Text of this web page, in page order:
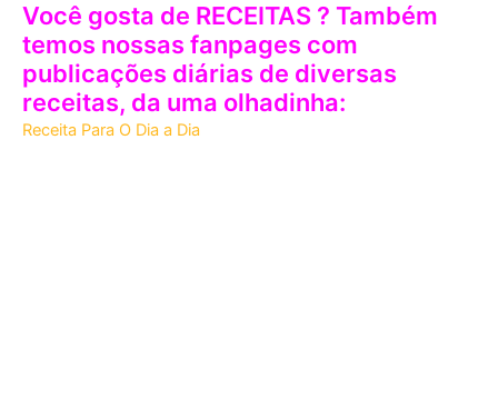
Você gosta de RECEITAS ? Também
temos nossas fanpages com
publicações diárias de diversas
receitas, da uma olhadinha:
Receita Para O Dia a Dia